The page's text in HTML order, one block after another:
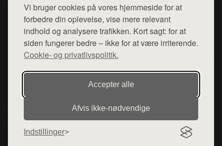
Vi bruger cookies på vores hjemmeside for at
forbedre din oplevelse, vise mere relevant
indhold og analysere trafikken. Kort sagt: for at
siden fungerer bedre – ikke for at være irriterende.
Cookie- og privatlivspolitik.
Accepter alle
Afvis ikke‑nødvendige
Indstillinger
Top Rabatter
Blog
Kontakt
Mail: hej@want.dk
Cookie- og privatlivspolitik
Denne side er en del af want.dk, der udgiver en række
hjemmesider med præsentation af forskellige produkter fra
diverse webshops. Der sælges ikke varer fra denne side - vi
varerne på lager.